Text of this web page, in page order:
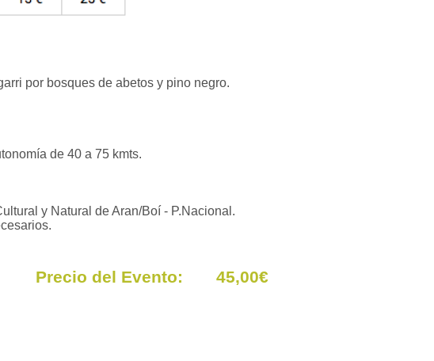
por bosques de abetos y pino negro.
de 40 a 75 kmts.
y Natural de Aran/Boí - P.Nacional.
Precio del Evento: 45,00€